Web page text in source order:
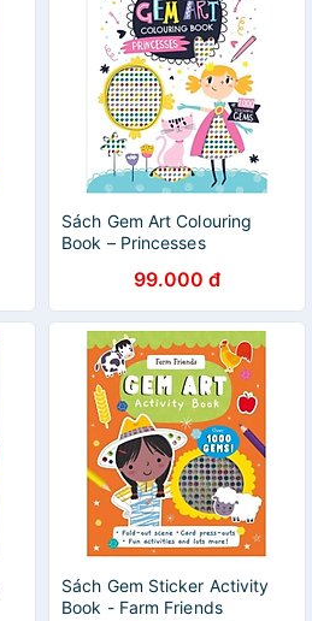
Sách Gem Art Colouring
Book – Princesses
99.000 đ
Sách Gem Sticker Activity
Book - Farm Friends